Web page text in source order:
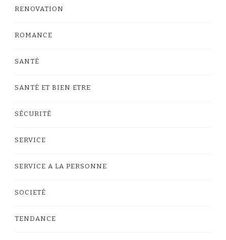
RENOVATION
ROMANCE
SANTÉ
SANTÉ ET BIEN ETRE
SÉCURITÉ
SERVICE
SERVICE A LA PERSONNE
SOCIETÉ
TENDANCE